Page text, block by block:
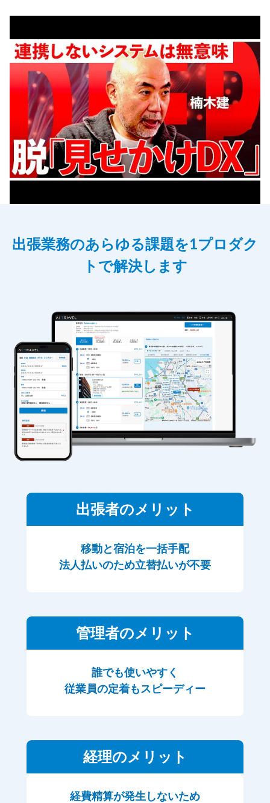
出張業務のあらゆる課題を1プロダク
トで解決します
出張者のメリット
移動と宿泊を一括手配
法人払いのため立替払いが不要
管理者のメリット
誰でも使いやすく
従業員の定着もスピーディー
経理のメリット
経費精算が発生しないため